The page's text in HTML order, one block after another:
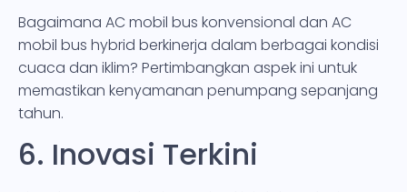
Bagaimana AC mobil bus konvensional dan AC
mobil bus hybrid berkinerja dalam berbagai kondisi
cuaca dan iklim? Pertimbangkan aspek ini untuk
memastikan kenyamanan penumpang sepanjang
tahun.
6. Inovasi Terkini